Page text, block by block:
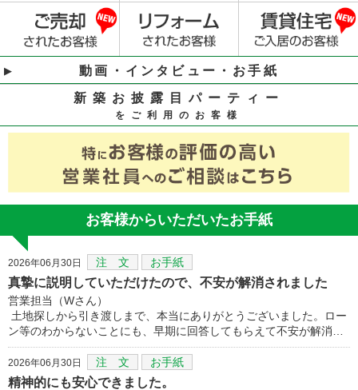
動画・インタビュー・お手紙
新築お披露目パーティー
をご利用のお客様
お客様からいただいたお手紙
2026年06月30日 注 文 お手紙
真摯に説明していただけたので、不安が解消されました
営業担当（Wさん）
土地探しから引き渡しまで、本当にありがとうございました。ロー
ン等のわからないことにも、早期に回答してもらえて不安が解消…
2026年06月30日 注 文 お手紙
精神的にも安心できました。